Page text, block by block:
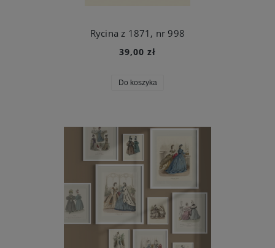
Rycina z 1871, nr 998
39,00 zł
Do koszyka